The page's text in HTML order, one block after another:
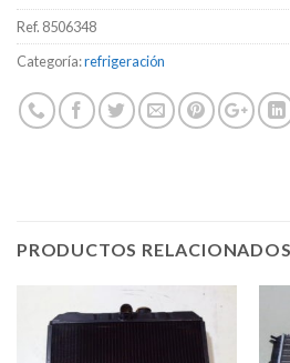
Ref. 8506348
Categoría:refrigeración
PRODUCTOS RELACIONADOS